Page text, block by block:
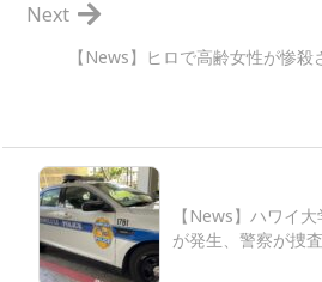
【News】ヒロで高齢女性が惨殺
Next
【News】ハワイ
が発生、警察が捜